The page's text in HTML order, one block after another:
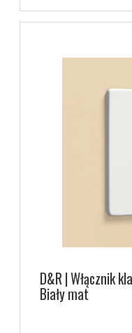
D&R | Włącznik
Biały mat